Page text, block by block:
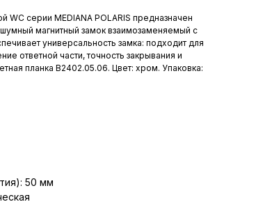
WC серии MEDIANA POLARIS предназначен
магнитный замок взаимозаменяемый с
универсальность замка: подходит для
ответной части, точность закрывания и
планка B2402.05.06. Цвет: хром. Упаковка:
50 мм